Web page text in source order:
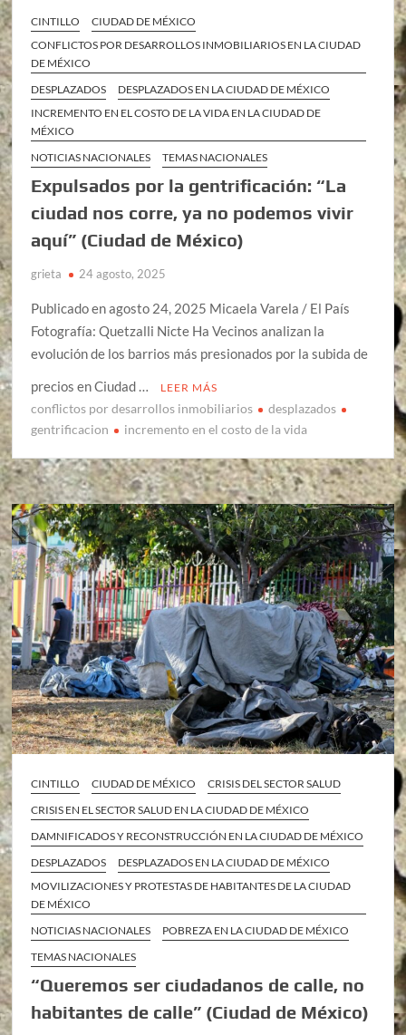
CINTILLO
CIUDAD DE MÉXICO
CONFLICTOS POR DESARROLLOS INMOBILIARIOS EN LA CIUDAD
DE MÉXICO
DESPLAZADOS
DESPLAZADOS EN LA CIUDAD DE MÉXICO
INCREMENTO EN EL COSTO DE LA VIDA EN LA CIUDAD DE
MÉXICO
NOTICIAS NACIONALES
TEMAS NACIONALES
Expulsados por la gentrificación: “La
ciudad nos corre, ya no podemos vivir
aquí” (Ciudad de México)
grieta 24 agosto, 2025
Publicado en agosto 24, 2025 Micaela Varela / El País
Fotografía: Quetzalli Nicte Ha Vecinos analizan la
evolución de los barrios más presionados por la subida de
precios en Ciudad …
LEER MÁS
conflictos por desarrollos inmobiliarios
desplazados
gentrificacion
incremento en el costo de la vida
CINTILLO CIUDAD DE MÉXICO
CRISIS DEL SECTOR SALUD
CRISIS EN EL SECTOR SALUD EN LA CIUDAD DE MÉXICO
DAMNIFICADOS Y RECONSTRUCCIÓN EN LA CIUDAD DE MÉXICO
DESPLAZADOS
DESPLAZADOS EN LA CIUDAD DE MÉXICO
MOVILIZACIONES Y PROTESTAS DE HABITANTES DE LA CIUDAD
DE MÉXICO
NOTICIAS NACIONALES
POBREZA EN LA CIUDAD DE MÉXICO
TEMAS NACIONALES
“Queremos ser ciudadanos de calle, no
habitantes de calle” (Ciudad de México)